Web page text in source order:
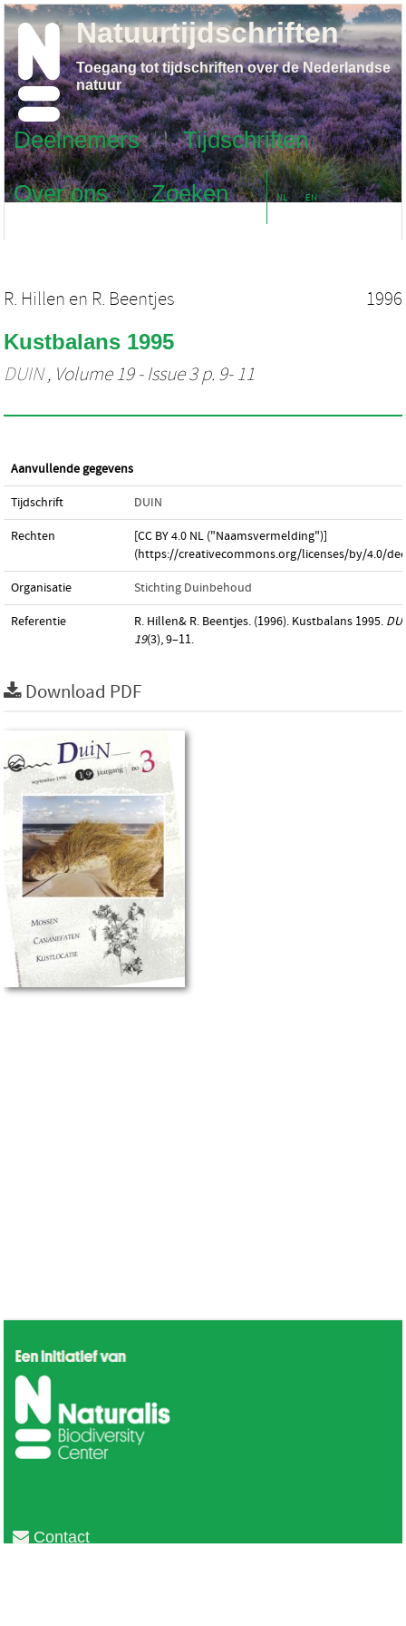
Deelnemers
Tijdschriften
Over ons
Zoeken NL EN
Natuurtijdschriften
Toegang tot tijdschriften over de Nederlandse
natuur
R. Hillen en R. Beentjes 1996
Kustbalans 1995
DUIN, Volume 19 - Issue 3 p. 9- 11
Aanvullende gegevens
Tijdschrift DUIN
Rechten
[CC BY 4.0 NL ("Naamsvermelding")]
(https://creativecommons.org/licenses/by/4.0/
Organisatie Stichting Duinbehoud
Referentie R. Hillen& R. Beentjes. (1996). Kustbalans 1995.
19(3), 9–11.
Download PDF
Contact